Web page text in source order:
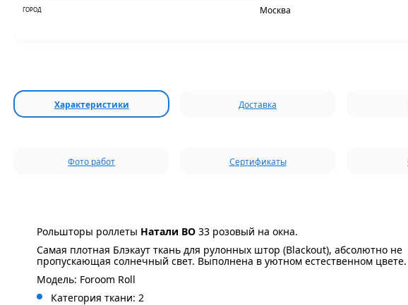
ГОРОД Москва
Характеристики Доставка
Фото работ Сертификаты
Рольшторы роллеты Натали ВО 33 розовый на окна.
Самая плотная Блэкаут ткань для рулонных штор (Blackout), абсолютно не
пропускающая солнечный свет. Выполнена в уютном естественном цвете.
Модель: Foroom Roll
Категория ткани: 2